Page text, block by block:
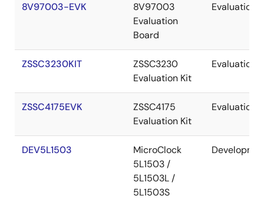
8V97003-EVK
8V97003
Evaluation
Board
Evaluation
ZSSC3230KIT
ZSSC3230
Evaluation Kit
Evaluation
ZSSC4175EVK
ZSSC4175
Evaluation Kit
Evaluation
DEV5L1503
MicroClock
5L1503 /
5L1503L /
5L1503S